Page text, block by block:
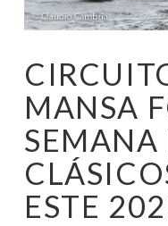
MANSA
SEMANA
ESTE